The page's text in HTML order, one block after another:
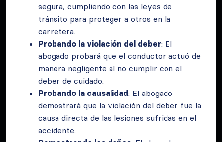
segura, cumpliendo con las leyes de
tránsito para proteger a otros en la
carretera.
Probando la violación del deber: El
abogado probará que el conductor actuó de
manera negligente al no cumplir con el
deber de cuidado.
Probando la causalidad: El abogado
demostrará que la violación del deber fue la
causa directa de las lesiones sufridas en el
accidente.